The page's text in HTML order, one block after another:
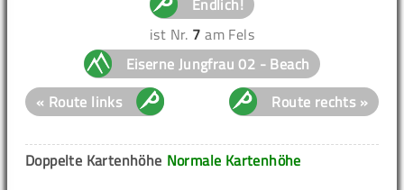
Endlich!
ist Nr. 7 am Fels
Eiserne Jungfrau 02 - Beach
« Route links
Route rechts »
Normale Kartenhöhe
Doppelte Kartenhöhe